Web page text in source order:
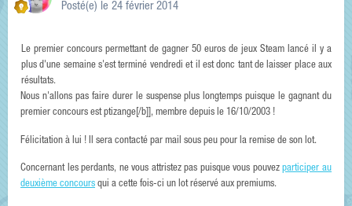
Posté(e) le 24 février 2014
Le premier concours permettant de gagner 50 euros de jeux Steam lancé il y a
plus d'une semaine s'est terminé vendredi et il est donc tant de laisser place aux
résultats.
Nous n'allons pas faire durer le suspense plus longtemps puisque le gagnant du
premier concours estptizange[/b]], membre depuis le 16/10/2003 !
Félicitation à lui ! Il sera contacté par mail sous peu pour la remise de son lot.
Concernant les perdants, ne vous attristez pas puisque vous pouvez participer au
deuxième concours qui a cette fois-ci un lot réservé aux premiums.